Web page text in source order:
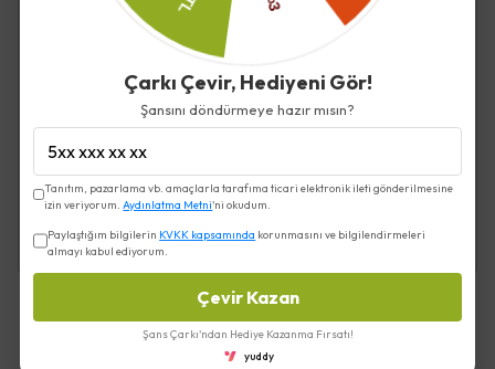
Koyun Yoğurdu 2 Kg -
Urfarm
Çarkı Çevir, Hediyeni Gör!
Şansını döndürmeye hazır mısın?
Tanıtım, pazarlama vb. amaçlarla tarafıma ticari elektronik ileti gönderilmesine
izin veriyorum.Aydınlatma Metni'ni okudum.
Paylaştığım bilgilerin KVKK kapsamında korunmasını ve bilgilendirmeleri
almayı kabul ediyorum.
Çevir Kazan
Şans Çarkı'ndan Hediye Kazanma Fırsatı!
yuddy